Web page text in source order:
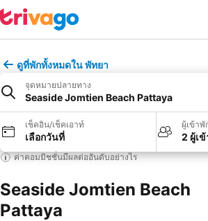
ดูที่พักทั้งหมดใน พัทยา
จุดหมายปลายทาง
Seaside Jomtien Beach Pattaya
เช็คอิน/เช็คเอาท์
เลือกวันที่
ผู้เข้าพั
2 ผู้เ
ค่าคอมมิชชั่นมีผลต่ออันดับอย่างไร
Seaside Jomtien Beach
Pattaya